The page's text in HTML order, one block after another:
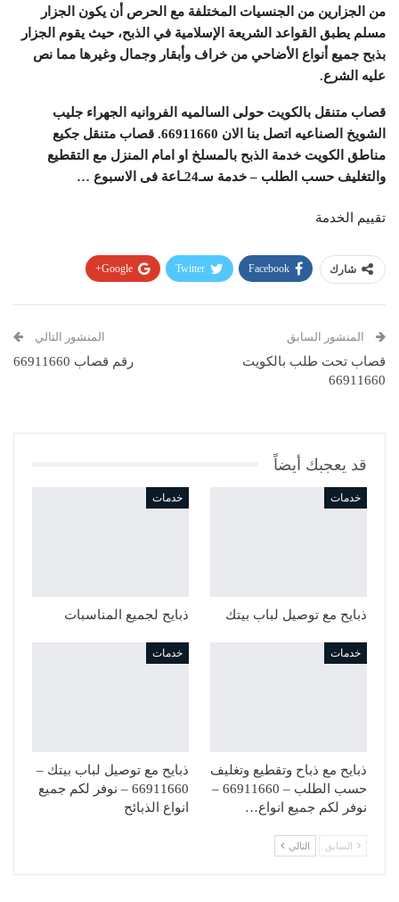
من الجزارين من الجنسيات المختلفة مع الحرص أن يكون الجزار
مسلم يطبق القواعد الشريعة الإسلامية في الذبح، حيث يقوم الجزار
بذبح جميع أنواع الأضاحي من خراف وأبقار وجمال وغيرها مما نص
عليه الشرع.
قصاب متنقل بالكويت حولى السالميه الفروانيه الجهراء جليب
الشويخ الصناعيه اتصل بنا الان 66911660. قصاب متنقل جكيع
مناطق الكويت خدمة الذبح بالمسلخ او امام المنزل مع التقطيع
والتغليف حسب الطلب – خدمة سـ24ـاعة فى الاسبوع …
تقييم الخدمة
شارك Facebook
Twitter
Google+
المنشور السابق
قصاب تحت طلب بالكويت
66911660
المنشور التالي
رقم قصاب 66911660
قد يعجبك أيضاً
خدمات
ذبايح مع توصيل لباب بيتك
خدمات
ذبايح لجميع المناسبات
خدمات
ذبايح مع ذباح وتقطيع وتغليف
حسب الطلب – 66911660 –
نوفر لكم جميع انواع…
خدمات
ذبايح مع توصيل لباب بيتك –
66911660 – نوفر لكم جميع
انواع الذبائح
السابق التالي